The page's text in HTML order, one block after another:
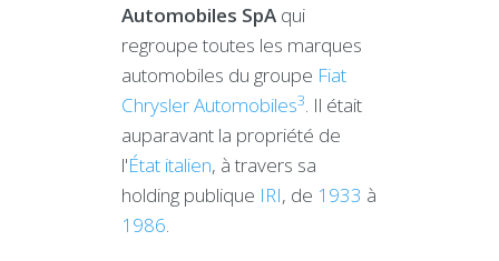
Automobiles SpA qui
regroupe toutes les marques
automobiles du groupe Fiat
Chrysler Automobiles3. Il était
auparavant la propriété de
l'État italien, à travers sa
holding publique IRI, de 1933 à
1986.